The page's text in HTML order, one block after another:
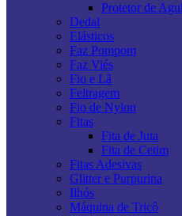
Protetor de
Dedal
Elásticos
Faz Pompom
Faz Viés
Fio e Lã
Feltragem
Fio de Nylon
Fitas
Fita de Juta
Fita de Cetim
Fitas Adesivas
Glitter e Purpurina
Ilhós
Máquina de Tricô